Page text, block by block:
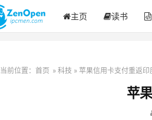
主页 读书
当前位置： 首页 » 科技 » 苹果信用卡支付重返印
苹